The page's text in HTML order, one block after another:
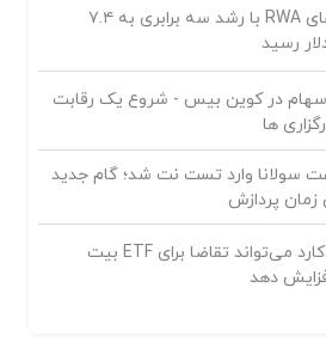
سپرده های RWA با رشد سه برابری به ۷.۴
رسید
در کوین بیس - شروع یک رقابت
ها
سولانا وارد تست نت شد؛ گام جدید
پردازش
هک کولدکارد می‌تواند تقاضا برای ETF بیت
دهد